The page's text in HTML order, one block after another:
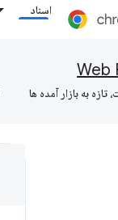
اسناد
Web
تازه به بازار آمده ها